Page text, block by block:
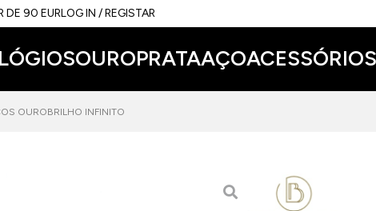
DE 90 EURLOG IN / REGISTAR
OUROPRATAAÇOACESSÓRIOS
OUROBRILHO INFINITO